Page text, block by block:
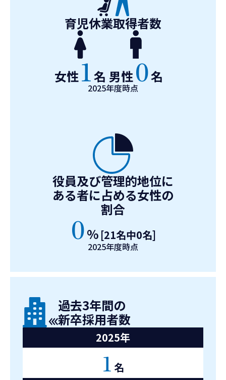
育児休業取得者数
女性1名 男性0名
2025年度時点
役員及び管理的地位に
ある者に占める女性の
割合
0% [21名中0名]
2025年度時点
過去3年間の
新卒採用者数
2025年
1 名